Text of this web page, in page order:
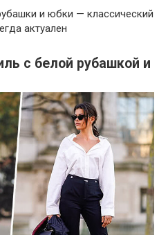
и юбки — классический
актуален
с белой рубашкой и